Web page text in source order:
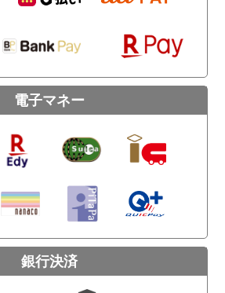
電子マネー
銀行決済